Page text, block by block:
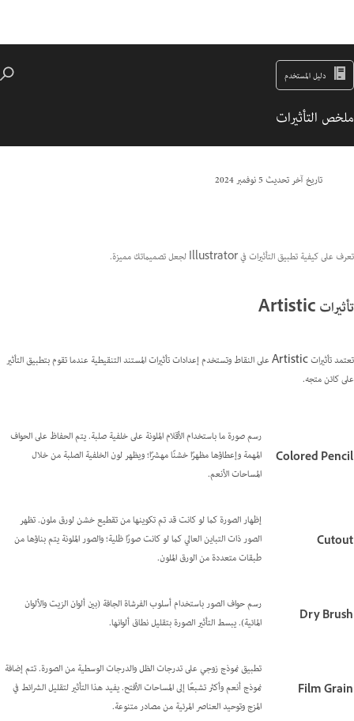
دليل المستخدم
ملخص التأثيرات
تاريخ آخر تحديث5 نوفمبر 2024
تعرف على كيفية تطبيق التأثيرات في Illustrator لجعل تصميماتك مميزة.
تأثيرات Artistic
تعتمد تأثيرات Artistic على النقاط وتستخدم إعدادات تأثيرات المستند التنقيطية عندما تقوم بتطبيق التأثير
على كائن متجه.
Colored Pencil
رسم صورة ما باستخدام الأقلام الملونة على خلفية صلبة. يتم الحفاظ على الحواف
المهمة وإعطاؤها مظهرًا خشنًا مهشرًا؛ ويظهر لون الخلفية الصلبة من خلال
المساحات الأنعم.
Cutout
إظهار الصورة كما لو كانت قد تم تكوينها من تقطيع خشن لورق ملون. تظهر
الصور ذات التباين العالي كما لو كانت صورًا ظلية؛ والصور الملونة يتم بناؤها من
طبقات متعددة من الورق الملون.
Dry Brush
رسم حواف الصور باستخدام أسلوب الفرشاة الجافة (بين ألوان الزيت والألوان
المائية). يبسط التأثير الصورة بتقليل نطاق ألوانها.
Film Grain
تطبيق نموذج زوجي على تدرجات الظل والدرجات الوسطية من الصورة. تتم إضافة
نموذج أنعم وأكثر تشبعًا إلى المساحات الأفتح. يفيد هذا التأثير لتقليل الشرائط في
المزج وتوحيد العناصر المرئية من مصادر متنوعة.